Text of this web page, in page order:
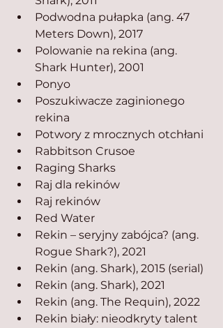
Podwodna pułapka (ang. 47
Meters Down), 2017
Polowanie na rekina (ang.
Shark Hunter), 2001
Ponyo
Poszukiwacze zaginionego
rekina
Potwory z mrocznych otchłani
Rabbitson Crusoe
Raging Sharks
Raj dla rekinów
Raj rekinów
Red Water
Rekin – seryjny zabójca? (ang.
Rogue Shark?), 2021
Rekin (ang. Shark), 2015 (serial)
Rekin (ang. Shark), 2021
Rekin (ang. The Requin), 2022
Rekin biały: nieodkryty talent